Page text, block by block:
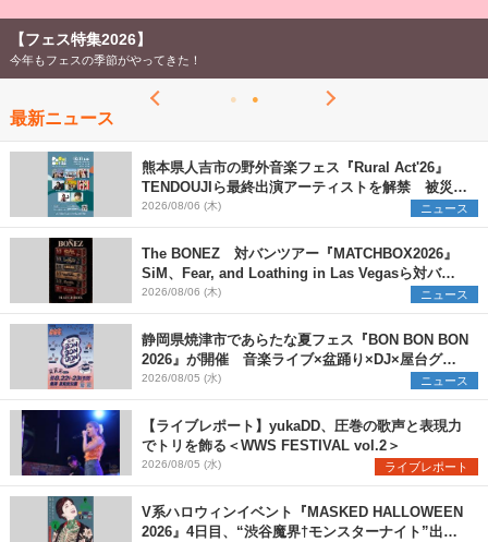
【フェス特集2026】
今年もフェスの季節がやってきた！
最新ニュース
熊本県人吉市の野外音楽フェス『Rural Act'26』
TENDOUJIら最終出演アーティストを解禁 被災地
支援プロジェクトの始動も発表
2026/08/06 (木) ニュース
The BONEZ 対バンツアー『MATCHBOX2026』
SiM、Fear, and Loathing in Las Vegasら対バン
アーティストを一斉解禁
2026/08/06 (木) ニュース
静岡県焼津市であらたな夏フェス『BON BON BON
2026』が開催 音楽ライブ×盆踊り×DJ×屋台グル
メ×ランタンナイトで彩る2日間
2026/08/05 (水) ニュース
【ライブレポート】yukaDD、圧巻の歌声と表現力
でトリを飾る＜WWS FESTIVAL vol.2＞
2026/08/05 (水) ライブレポート
V系ハロウィンイベント『MASKED HALLOWEEN
2026』4日目、“渋谷魔界†モンスターナイト”出演6